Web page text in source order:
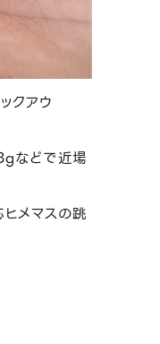
クアウ
などで近場
メマスの跳